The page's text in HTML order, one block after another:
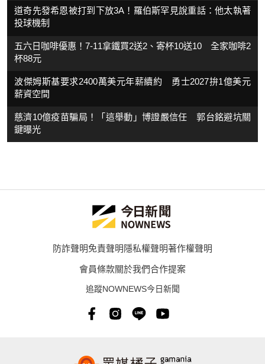
道奇先發希恩被打到下放3A！羅伯斯罕見說重話：他太執著
投球機制
五六日咖啡優惠！7-11拿鐵買2送2、寄杯10送10 全家咖啡2
杯88元
波傑姆斯基要求2400萬美元年薪續約 勇士2027拚1億美元
薪資空間
慈濟10億疫苗騙局！「這舉動」博證嚴信任 郭台銘避坑關
鍵曝光
防詐聲明免責聲明隱私權聲明著作權聲明
會員條款關於我們合作提案
追蹤NOWNEWS今日新聞